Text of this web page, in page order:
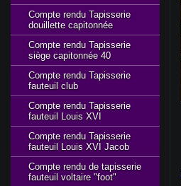
Compte rendu Tapisserie
douillette capitonnée
Compte rendu Tapisserie
siège capitonnée 40
Compte rendu Tapisserie
fauteuil club
Compte rendu Tapisserie
fauteuil Louis XVI
Compte rendu Tapisserie
fauteuil Louis XVI Jacob
Compte rendu de tapisserie
fauteuil voltaire "foot"